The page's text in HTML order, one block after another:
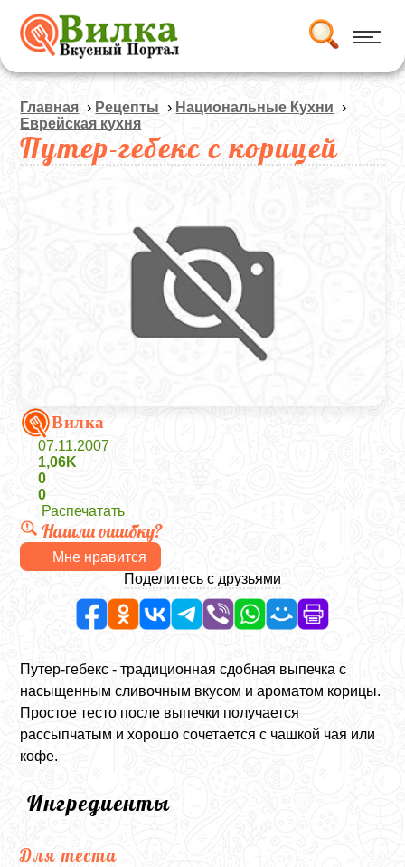
Главная › Рецепты › Национальные Кухни ›
Еврейская кухня
Путер-гебекс с корицей
Вилка
07.11.2007
1,06K
0
0
Распечатать
Нашли ошибку?
Мне нравится
Поделитесь с друзьями
Путер-гебекс - традиционная сдобная выпечка с
насыщенным сливочным вкусом и ароматом корицы.
Простое тесто после выпечки получается
рассыпчатым и хорошо сочетается с чашкой чая или
кофе.
Ингредиенты
Для теста